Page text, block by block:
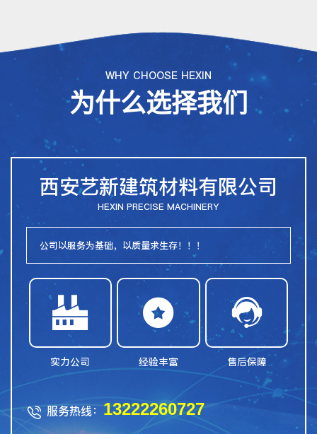
WHY CHOOSE HEXIN
为什么选择我们
西安艺新建筑材料有限公司
HEXIN PRECISE MACHINERY
公司以服务为基础，以质量求生存！！！

实力公司

经验丰富

售后保障
 服务热线： 13222260727